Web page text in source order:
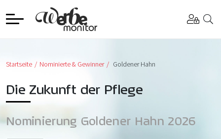
Startseite Nominierte & Gewinner Goldener Hahn
Die Zukunft der Pflege
Nominierung Goldener Hahn 2026